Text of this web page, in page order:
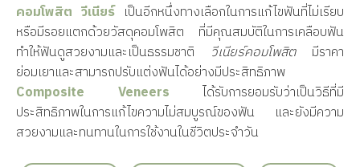
คอมโพสิต วีเนียร์เป็นอีกหนึ่งทางเลือกในการแก้ไขฟันที่ไม่เรียบ
หรือมีรอยแตกด้วยวัสดุคอมโพสิต ที่มีคุณสมบัติในการเคลือบฟัน
ทำให้ฟันดูสวยงามและเป็นธรรมชาติ วีเนียร์คอมโพสิตมีราคา
ย่อมเยาและสามารถปรับแต่งฟันได้อย่างมีประสิทธิภาพ
Composite Veneers ได้รับการยอมรับว่าเป็นวิธีที่มี
ประสิทธิภาพในการแก้ไขความไม่สมบูรณ์ของฟัน และยังมีความ
สวยงามและทนทานในการใช้งานในชีวิตประจำวัน